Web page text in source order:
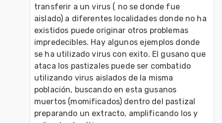
transferir a un virus ( no se donde fue
aislado) a diferentes localidades donde no ha
existidos puede originar otros problemas
impredecibles. Hay algunos ejemplos donde
se ha utilizado virus con exito. El gusano que
ataca los pastizales puede ser combatido
utilizando virus aislados de la misma
población, buscando en esta gusanos
muertos (momificados) dentro del pastizal
preparando un extracto, amplificando los y